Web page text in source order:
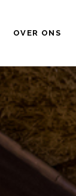
OVER ONS